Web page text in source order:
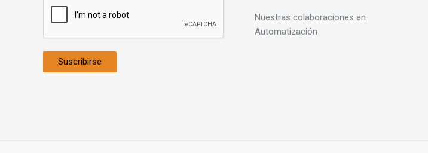
Suscribirse
Nuestras colaboraciones en
Automatización